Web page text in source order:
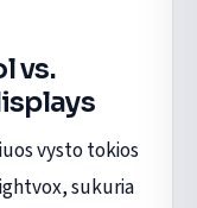
vs.
vysto tokios
sukuria